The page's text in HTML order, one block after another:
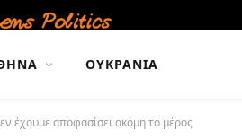
ΟΥΚΡΑΝΊΑ
έχουμε αποφασίσει ακόμη το μέρος